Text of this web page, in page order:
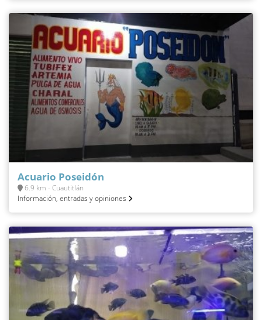
Acuario Poseidón
6.9 km - Cuautitlán
Información, entradas y opiniones